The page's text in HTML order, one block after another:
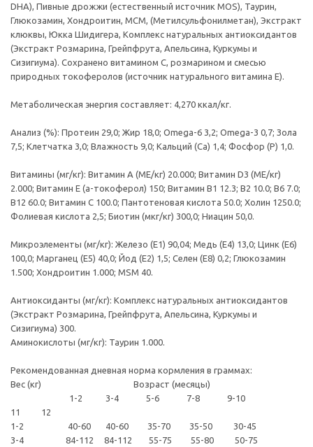
DHA), Пивные дрожжи (естественный источник MOS), Таурин,
Глюкозамин, Хондроитин, MCM, (Метилсульфонилметан), Экстракт
клюквы, Юкка Шидигера, Комплекс натуральных антиоксидантов
(Экстракт Розмарина, Грейпфрута, Апельсина, Куркумы и
Сизигиума). Сохранено витамином С, розмарином и смесью
природных токоферолов (источник натурального витамина Е).
Метаболическая энергия составляет: 4,270 ккал/кг.
Анализ (%): Протеин 29,0; Жир 18,0; Omega-6 3,2; Omega-3 0,7; Зола
7,5; Клетчатка 3,0; Влажность 9,0; Кальций (Са) 1,4; Фосфор (P) 1,0.
Витамины (мг/кг): Витамин A (МЕ/кг) 20.000; Витамин D3 (МЕ/кг)
2.000; Витамин E (a-токоферол) 150; Витамин В1 12.3; B2 10.0; B6 7.0;
B12 60.0; Витамин C 100.0; Пантотеновая кислота 50.0; Холин 1250.0;
Фолиевая кислота 2,5; Биотин (мкг/кг) 300,0; Ниацин 50,0.
Микроэлементы (мг/кг): Железо (E1) 90,04; Медь (Е4) 13,0; Цинк (E6)
100,0; Марганец (E5) 40,0; Йод (E2) 1,5; Селен (E8) 0,2; Глюкозамин
1.500; Хондроитин 1.000; MSM 40.
Антиоксиданты (мг/кг): Комплекс натуральных антиоксидантов
(Экстракт Розмарина, Грейпфрута, Апельсина, Куркумы и
Сизигиума) 300.
Аминокислоты (мг/кг): Таурин 1.000.
Рекомендованная дневная норма кормления в граммах:
Вес (кг) Возраст (месяцы)
1-2 3-4 5-6 7-8 9-10
11 12
1-2 40-60 40-60 35-70 35-50 30-45
3-4 84-112 84-112 55-75 55-80 50-75